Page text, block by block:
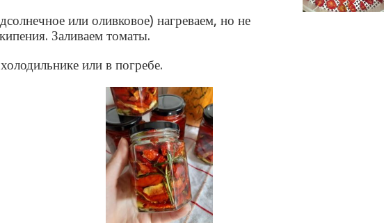
или оливковое) нагреваем, но не
Заливаем томаты.
или в погребе.